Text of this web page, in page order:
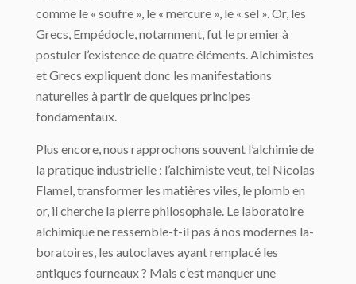
comme le « soufre », le « mercure », le « sel ». Or, les
Grecs, Empédocle, notamment, fut le premier à
postuler l’existence de quatre éléments. Alchimistes
et Grecs expliquent donc les manifestations
naturelles à partir de quelques principes
fondamentaux.
Plus encore, nous rapprochons souvent l’alchimie de
la pratique industrielle : l’alchi­miste veut, tel Nicolas
Flamel, transformer les matières viles, le plomb en
or, il cherche la pierre philosophale. Le laboratoire
alchimique ne ressemble-t-il pas à nos modernes la­
boratoires, les autoclaves ayant remplacé les
antiques fourneaux ? Mais c’est manquer une